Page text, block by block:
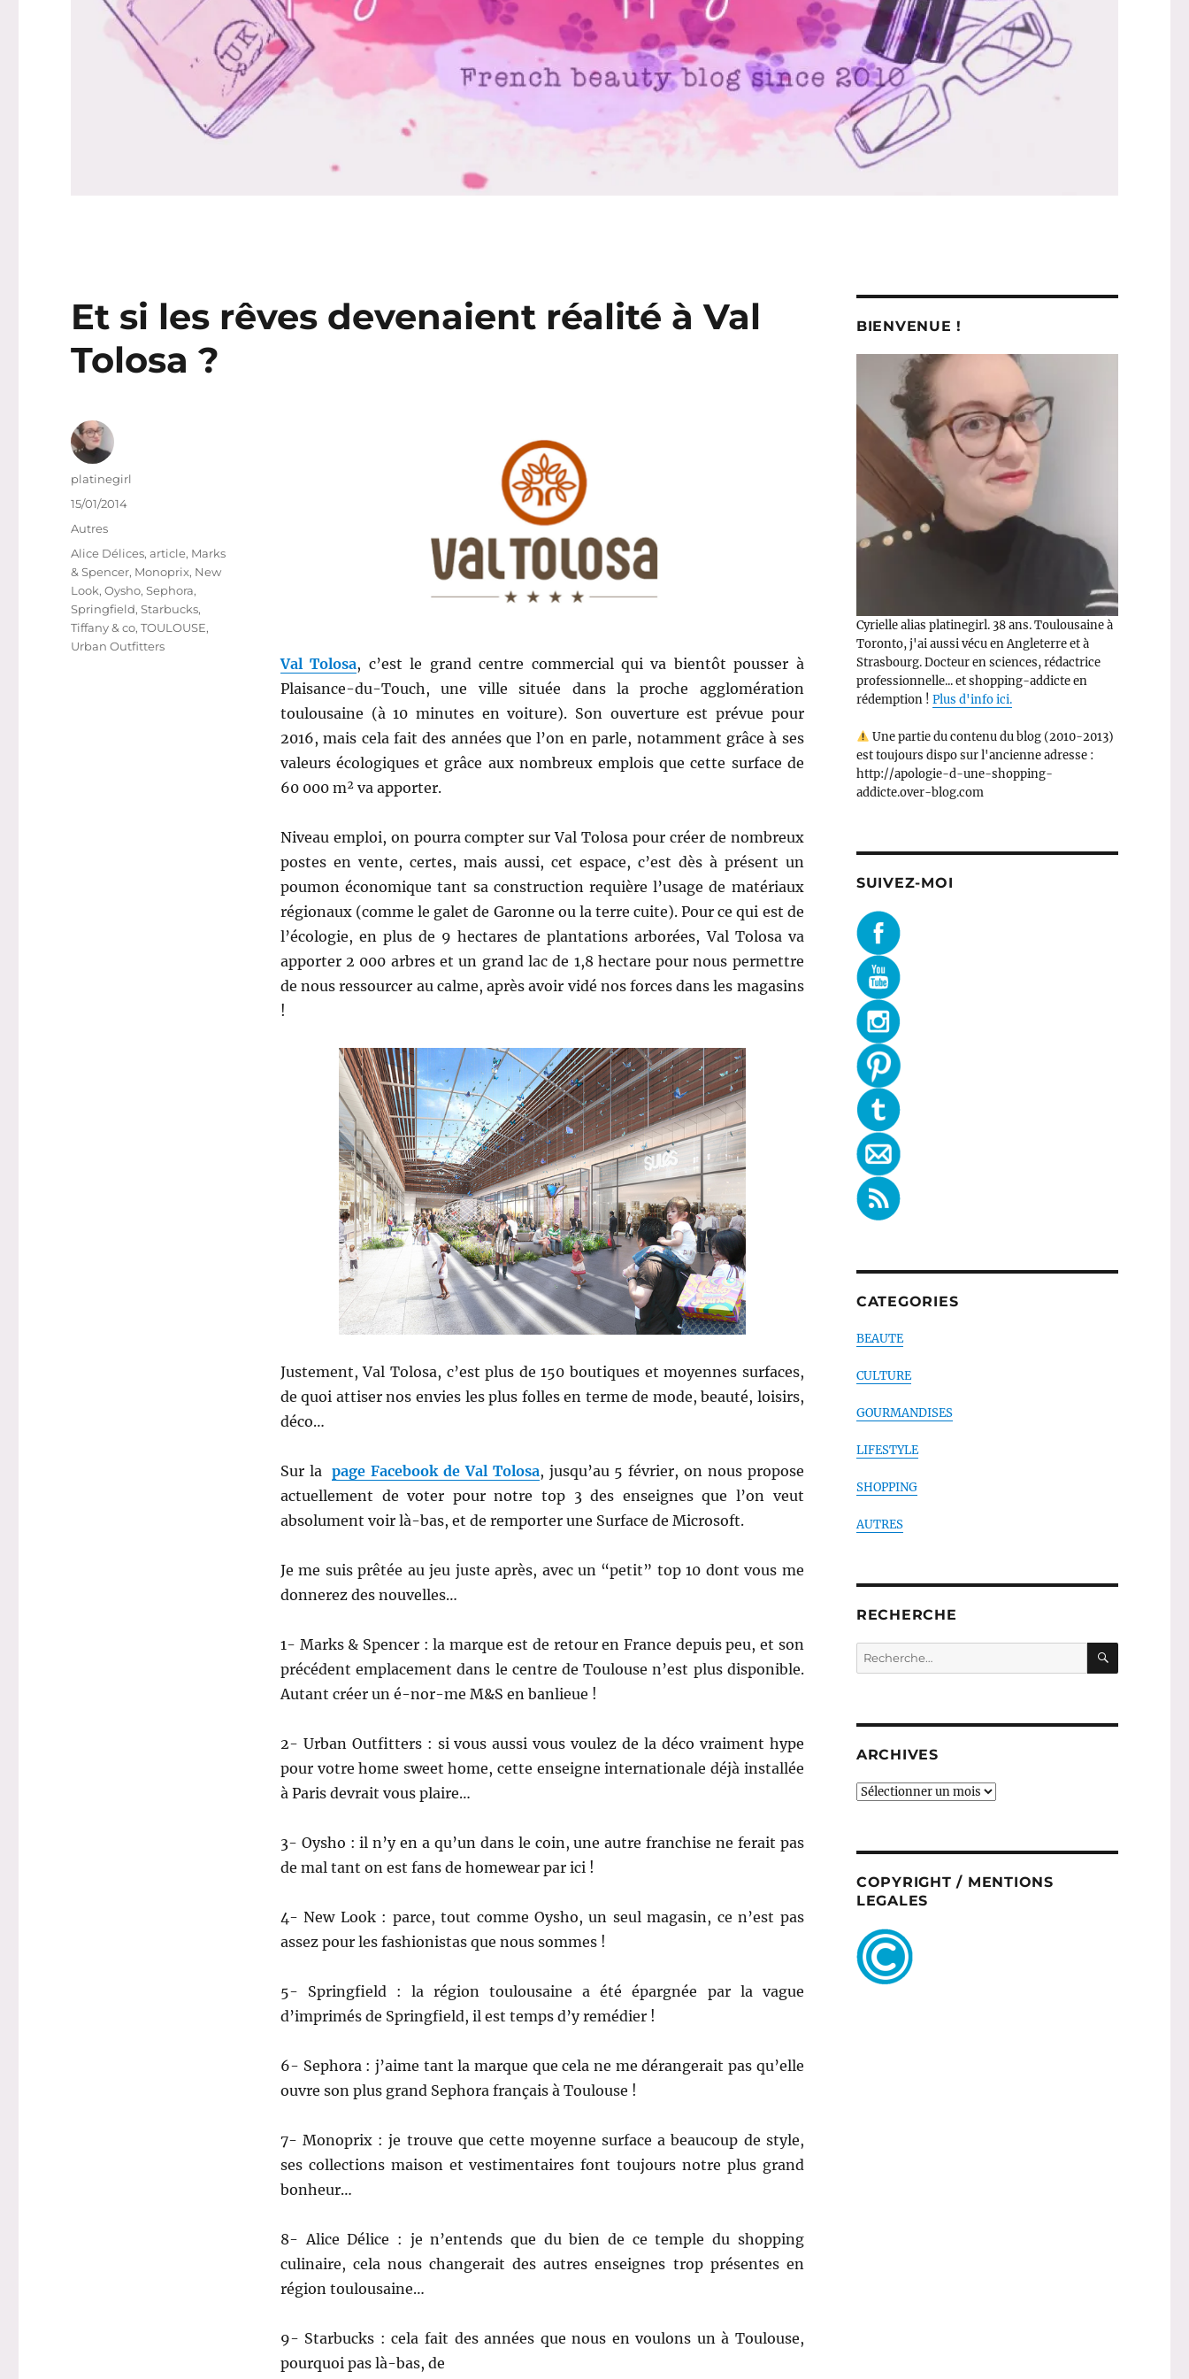
Et si les rêves devenaient réalité à Val
Tolosa ?
Val Tolosa, c’est le grand centre commercial qui va bientôt pousser à
Plaisance-du-Touch, une ville située dans la proche agglomération
toulousaine (à 10 minutes en voiture). Son ouverture est prévue pour
2016, mais cela fait des années que l’on en parle, notamment grâce à ses
valeurs écologiques et grâce aux nombreux emplois que cette surface de
60 000 m² va apporter.
Niveau emploi, on pourra compter sur Val Tolosa pour créer de nombreux
postes en vente, certes, mais aussi, cet espace, c’est dès à présent un
poumon économique tant sa construction requière l’usage de matériaux
régionaux (comme le galet de Garonne ou la terre cuite). Pour ce qui est de
l’écologie, en plus de 9 hectares de plantations arborées, Val Tolosa va
apporter 2 000 arbres et un grand lac de 1,8 hectare pour nous permettre
de nous ressourcer au calme, après avoir vidé nos forces dans les magasins
!
Justement, Val Tolosa, c’est plus de 150 boutiques et moyennes surfaces,
de quoi attiser nos envies les plus folles en terme de mode, beauté, loisirs,
déco…
Sur la page Facebook de Val Tolosa, jusqu’au 5 février, on nous propose
actuellement de voter pour notre top 3 des enseignes que l’on veut
absolument voir là-bas, et de remporter une Surface de Microsoft.
Je me suis prêtée au jeu juste après, avec un “petit” top 10 dont vous me
donnerez des nouvelles…
1- Marks & Spencer : la marque est de retour en France depuis peu, et son
précédent emplacement dans le centre de Toulouse n’est plus disponible.
Autant créer un é-nor-me M&S en banlieue !
2- Urban Outfitters : si vous aussi vous voulez de la déco vraiment hype
pour votre home sweet home, cette enseigne internationale déjà installée
à Paris devrait vous plaire…
3- Oysho : il n’y en a qu’un dans le coin, une autre franchise ne ferait pas
de mal tant on est fans de homewear par ici !
4- New Look : parce, tout comme Oysho, un seul magasin, ce n’est pas
assez pour les fashionistas que nous sommes !
5- Springfield : la région toulousaine a été épargnée par la vague
d’imprimés de Springfield, il est temps d’y remédier !
6- Sephora : j’aime tant la marque que cela ne me dérangerait pas qu’elle
ouvre son plus grand Sephora français à Toulouse !
7- Monoprix : je trouve que cette moyenne surface a beaucoup de style,
ses collections maison et vestimentaires font toujours notre plus grand
bonheur…
8- Alice Délice : je n’entends que du bien de ce temple du shopping
culinaire, cela nous changerait des autres enseignes trop présentes en
région toulousaine…
9- Starbucks : cela fait des années que nous en voulons un à Toulouse,
pourquoi pas là-bas, de
Auteur
platinegirl
Publié
15/01/2014
Catégories
Autres
Étiquettes
Alice Délices,article, Marks
& Spencer, Monoprix, New
Look,Oysho,Sephora,
Springfield,Starbucks,
Tiffany & co,TOULOUSE,
Urban Outfitters
BIENVENUE !
Cyrielle alias platinegirl. 38 ans. Toulousaine à
Toronto, j'ai aussi vécu en Angleterre et à
Strasbourg. Docteur en sciences, rédactrice
professionnelle... et shopping-addicte en
rédemption ! Plus d'info ici.
Une partie du contenu du blog (2010-2013)
est toujours dispo sur l'ancienne adresse :
http://apologie-d-une-shopping-
addicte.over-blog.com
SUIVEZ-MOI
CATEGORIES
BEAUTE
CULTURE
GOURMANDISES
LIFESTYLE
SHOPPING
AUTRES
RECHERCHE
Recherche
pour :
ARCHIVES
ARCHIVES
COPYRIGHT / MENTIONS
LEGALES